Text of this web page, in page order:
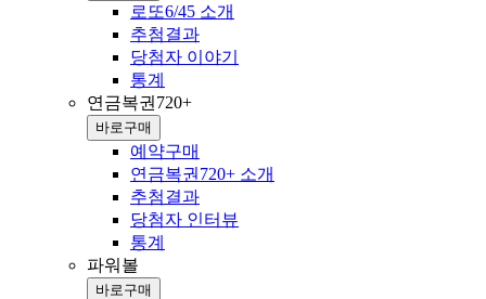
로또6/45 소개
추첨결과
당첨자 이야기
통계
연금복권720+
바로구매
예약구매
연금복권720+ 소개
추첨결과
당첨자 인터뷰
통계
파워볼
바로구매